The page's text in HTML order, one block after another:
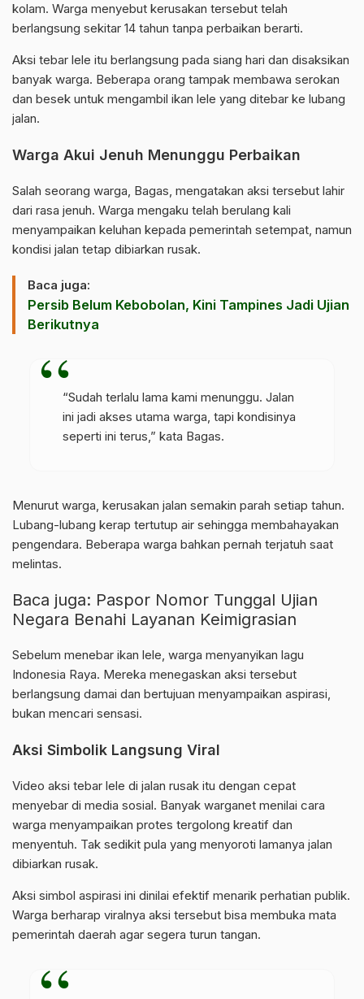
kolam. Warga menyebut kerusakan tersebut telah
berlangsung sekitar 14 tahun tanpa perbaikan berarti.
Aksi tebar lele itu berlangsung pada siang hari dan disaksikan
banyak warga. Beberapa orang tampak membawa serokan
dan besek untuk mengambil ikan lele yang ditebar ke lubang
jalan.
Warga Akui Jenuh Menunggu Perbaikan
Salah seorang warga, Bagas, mengatakan aksi tersebut lahir
dari rasa jenuh. Warga mengaku telah berulang kali
menyampaikan keluhan kepada pemerintah setempat, namun
kondisi jalan tetap dibiarkan rusak.
Baca juga:
Persib Belum Kebobolan, Kini Tampines Jadi Ujian
Berikutnya
“Sudah terlalu lama kami menunggu. Jalan
ini jadi akses utama warga, tapi kondisinya
seperti ini terus,” kata Bagas.
Menurut warga, kerusakan jalan semakin parah setiap tahun.
Lubang-lubang kerap tertutup air sehingga membahayakan
pengendara. Beberapa warga bahkan pernah terjatuh saat
melintas.
Baca juga: Paspor Nomor Tunggal Ujian
Negara Benahi Layanan Keimigrasian
Sebelum menebar ikan lele, warga menyanyikan lagu
Indonesia Raya. Mereka menegaskan aksi tersebut
berlangsung damai dan bertujuan menyampaikan aspirasi,
bukan mencari sensasi.
Aksi Simbolik Langsung Viral
Video aksi tebar lele di jalan rusak itu dengan cepat
menyebar di media sosial. Banyak warganet menilai cara
warga menyampaikan protes tergolong kreatif dan
menyentuh. Tak sedikit pula yang menyoroti lamanya jalan
dibiarkan rusak.
Aksi simbol aspirasi ini dinilai efektif menarik perhatian publik.
Warga berharap viralnya aksi tersebut bisa membuka mata
pemerintah daerah agar segera turun tangan.